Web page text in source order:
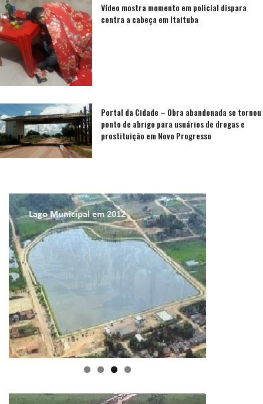
Vídeo mostra momento em policial dispara
contra a cabeça em Itaituba
Portal da Cidade – Obra abandonada se tornou
ponto de abrigo para usuários de drogas e
prostituição em Novo Progresso